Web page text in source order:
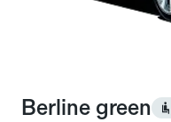
Berline green